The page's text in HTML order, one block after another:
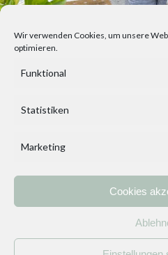
Wir verwenden Cookies, um unsere
optimieren.
Funktional
Statistiken
Marketing
Cookies
Impressum/